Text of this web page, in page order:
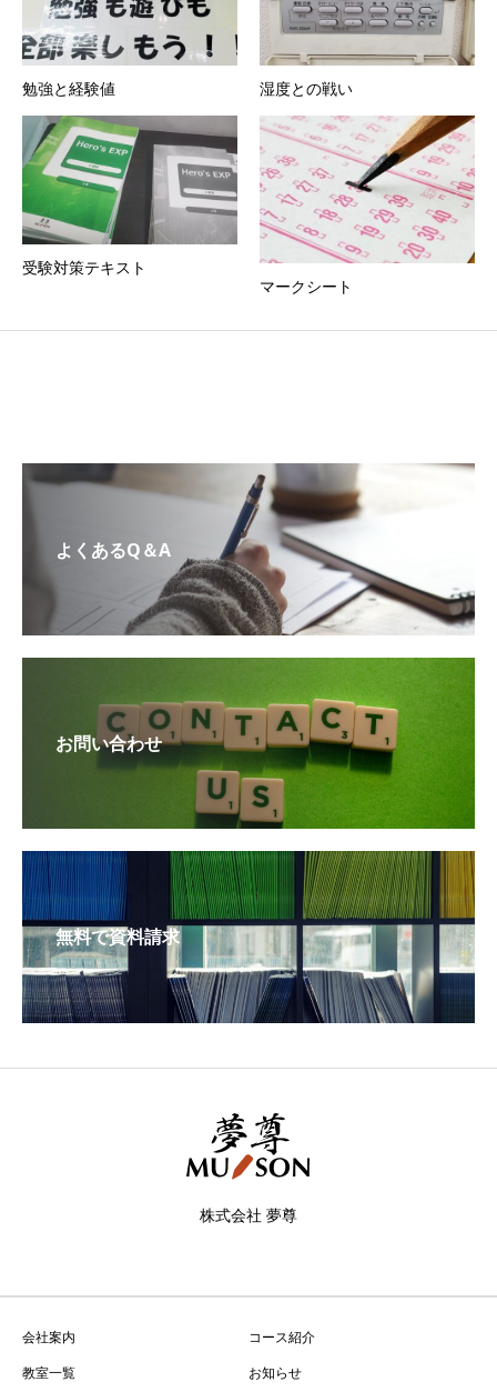
勉強と経験値 湿度との戦い
受験対策テキスト
マークシート
よくあるQ＆A
お問い合わせ
無料で資料請求
株式会社 夢尊
会社案内
コース紹介
教室一覧
お知らせ